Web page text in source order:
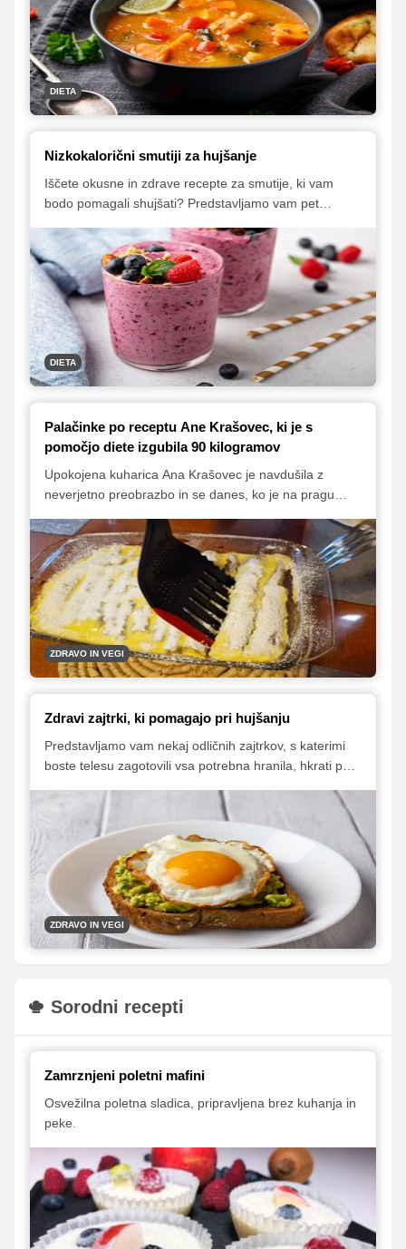
DIETA
Nizkokalorični smutiji za hujšanje
Iščete okusne in zdrave recepte za smutije, ki vam
bodo pomagali shujšati? Predstavljamo vam pet
pripraviti, poleg tega pa so tudi odličnega okusa!
DIETA
Palačinke po receptu Ane Krašovec, ki je s
pomočjo diete izgubila 90 kilogramov
Upokojena kuharica Ana Krašovec je navdušila z
neverjetno preobrazbo in se danes, ko je na pragu
Izgubila je namreč kar 90 kilogramov, ki so jo prej
omejevali v vsakdanjem življenju. V nadaljevanju si
lahko preberete, kakšne spremembe je naredila v svoji
prehrani, hkrati pa je z nami delila tudi recept za
slastne palačinke, ki niso preveč redilne.
ZDRAVO IN VEGI
Zdravi zajtrki, ki pomagajo pri hujšanju
Predstavljamo vam nekaj odličnih zajtrkov, s katerimi
boste telesu zagotovili vsa potrebna hranila, hkrati pa
ZDRAVO IN VEGI
Sorodni recepti
Zamrznjeni poletni mafini
Osvežilna poletna sladica, pripravljena brez kuhanja in
peke.